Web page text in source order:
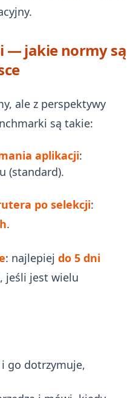
— jakie normy są
ale z perspektywy
są takie:
aplikacji:
(standard).
po selekcji:
.
: najlepiej do 5 dni
jeśli jest wielu
go dotrzymuje,